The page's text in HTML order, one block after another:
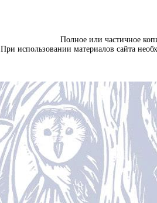
Полное или частичное
При использовании материалов сайта